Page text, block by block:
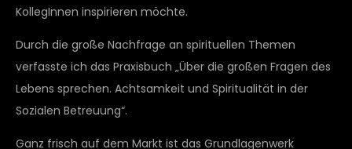
KollegInnen inspirieren möchte.
Durch die große Nachfrage an spirituellen Themen
verfasste ich das Praxisbuch „Über die großen Fragen des
Lebens sprechen. Achtsamkeit und Spiritualität in der
Sozialen Betreuung“.
Ganz frisch auf dem Markt ist das Grundlagenwerk